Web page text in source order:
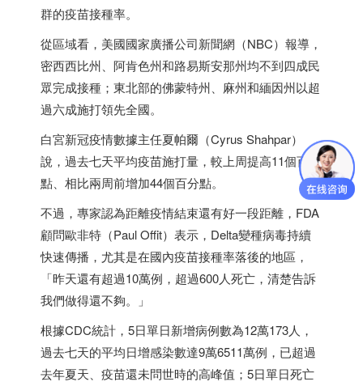
群的疫苗接種率。
從區域看，美國國家廣播公司新聞網（NBC）報導，
密西西比州、阿肯色州和路易斯安那州均不到四成民
眾完成接種；東北部的佛蒙特州、麻州和緬因州以超
過六成施打領先全國。
白宮新冠疫情數據主任夏帕爾（Cyrus Shahpar）
說，過去七天平均疫苗施打量，較上周提高11個百分
點、相比兩周前增加44個百分點。
不過，專家認為距離疫情結束還有好一段距離，FDA
顧問歐非特（Paul Offit）表示，Delta變種病毒持續
快速傳播，尤其是在國內疫苗接種率落後的地區，
「昨天還有超過10萬例，超過600人死亡，清楚告訴
我們做得還不夠。」
根據CDC統計，5日單日新增病例數為12萬173人，
過去七天的平均日增感染數達9萬6511萬例，已超過
去年夏天、疫苗還未問世時的高峰值；5日單日死亡